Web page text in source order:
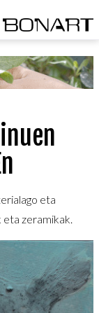
eta
zeramikak.